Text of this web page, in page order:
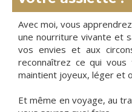
Avec moi, vous
une nourriture vivante et
vos envies et aux
reconnaîtrez ce qui vous
maintient joyeux, léger et
Et même en voyage, au